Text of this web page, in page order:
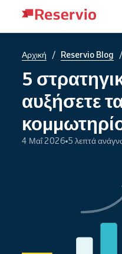
Αρχική / Reservio Blog /
5
αυξήσετε
4 Μαΐ 2026 5 λεπτά